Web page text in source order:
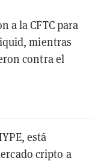
a la CFTC para
mientras
contra el
está
cripto a